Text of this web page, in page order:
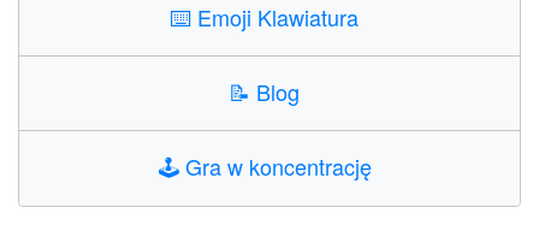
⌨️ Emoji Klawiatura
📝 Blog
🕹️Gra w koncentrację